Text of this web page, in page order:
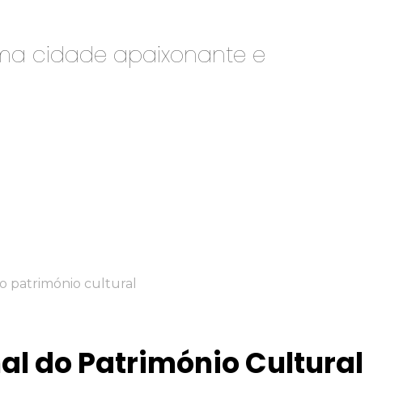
cidade apaixonante e
do Património Cultural